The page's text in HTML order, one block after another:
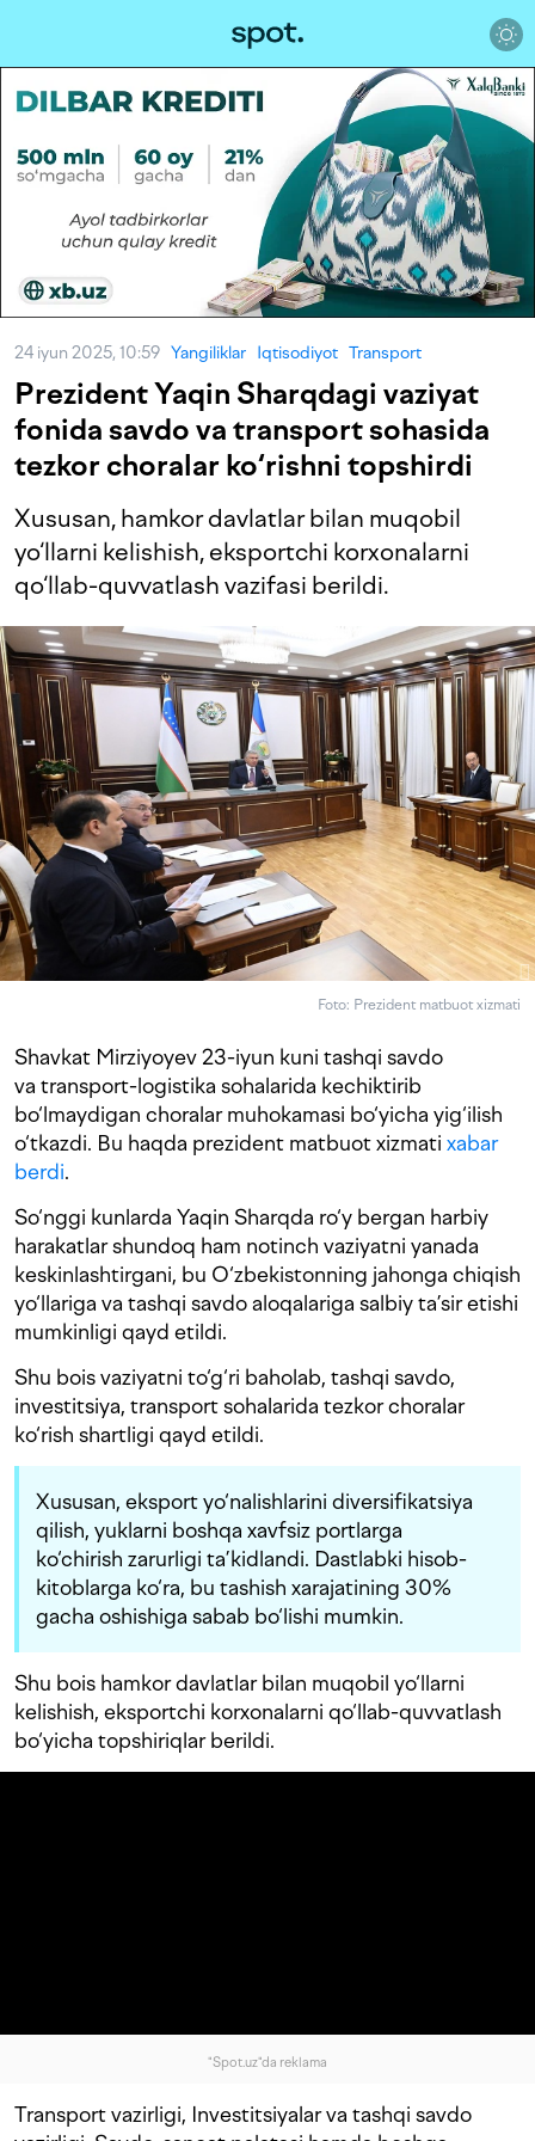
24 iyun 2025, 10:59 Yangiliklar Iqtisodiyot Transport
Prezident Yaqin Sharqdagi vaziyat
fonida savdo va transport sohasida
tezkor choralar ko‘rishni topshirdi
Xususan, hamkor davlatlar bilan muqobil
yo‘llarni kelishish, eksportchi korxonalarni
qo‘llab-quvvatlash vazifasi berildi.
Foto: Prezident matbuot xizmati
Shavkat Mirziyoyev 23-iyun kuni tashqi savdo
va transport-logistika sohalarida kechiktirib
bo‘lmaydigan choralar muhokamasi bo‘yicha yig‘ilish
o‘tkazdi. Bu haqda prezident matbuot xizmati xabar
berdi.
So‘nggi kunlarda Yaqin Sharqda ro‘y bergan harbiy
harakatlar shundoq ham notinch vaziyatni yanada
keskinlashtirgani, bu O‘zbekistonning jahonga chiqish
yo‘llariga va tashqi savdo aloqalariga salbiy ta’sir etishi
mumkinligi qayd etildi.
Shu bois vaziyatni to‘g‘ri baholab, tashqi savdo,
investitsiya, transport sohalarida tezkor choralar
ko‘rish shartligi qayd etildi.
Xususan, eksport yo‘nalishlarini diversifikatsiya
qilish, yuklarni boshqa xavfsiz portlarga
ko‘chirish zarurligi ta’kidlandi. Dastlabki hisob-
kitoblarga ko‘ra, bu tashish xarajatining 30%
gacha oshishiga sabab bo‘lishi mumkin.
Shu bois hamkor davlatlar bilan muqobil yo‘llarni
kelishish, eksportchi korxonalarni qo‘llab-quvvatlash
bo‘yicha topshiriqlar berildi.
"Spot.uz"da reklama
Transport vazirligi, Investitsiyalar va tashqi savdo